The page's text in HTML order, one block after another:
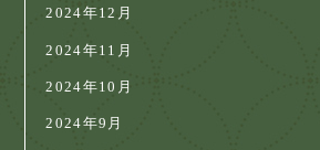
2024年12月
2024年11月
2024年10月
2024年9月